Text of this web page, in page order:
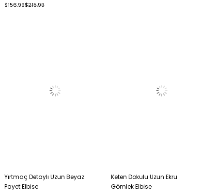
$156.99$215.99
Yırtmaç Detaylı Uzun Beyaz
Payet Elbise
Keten Dokulu Uzun Ekru
Gömlek Elbise